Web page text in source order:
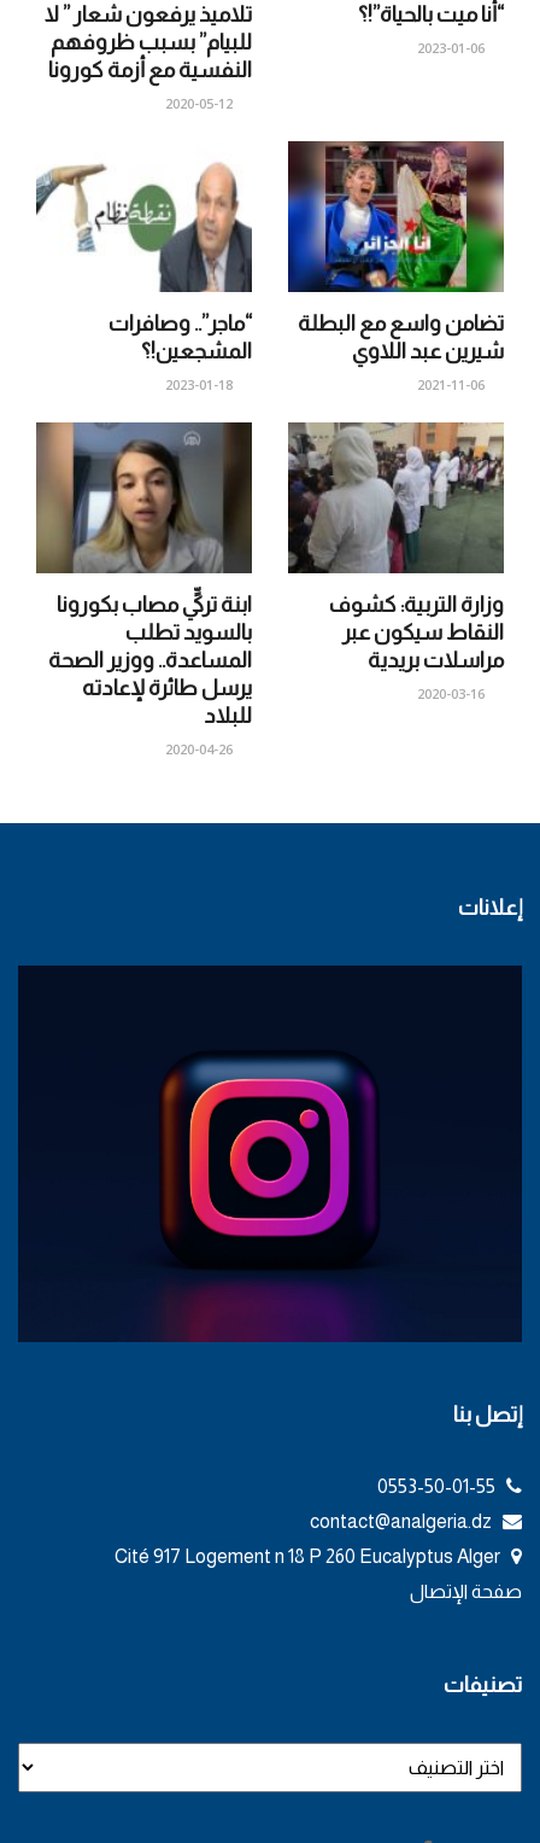
تلاميذ يرفعون شعار ” لا
للبيام” بسبب ظروفهم
النفسية مع أزمة كورونا
2020-05-12
“أنا ميت بالحياة”!؟
2023-01-06
“ماجر”.. وصافرات
المشجعين!؟
2023-01-18
تضامن واسع مع البطلة
شيرين عبد اللاوي
2021-11-06
ابنة تركيٍّ مصاب بكورونا
بالسويد تطلب
المساعدة.. ووزير الصحة
يرسل طائرة لإعادته
للبلاد
2020-04-26
وزارة التربية: كشوف
النقاط سيكون عبر
مراسلات بريدية
2020-03-16
إعلانات
إتصل بنا
صفحة الإتصال
تصنيفات